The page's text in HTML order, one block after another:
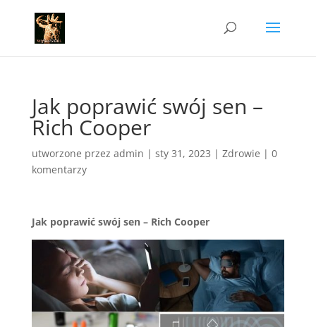
Jak poprawić swój sen –
Rich Cooper
utworzone przez admin | sty 31, 2023 | Zdrowie | 0
komentarzy
Jak poprawić swój sen – Rich Cooper